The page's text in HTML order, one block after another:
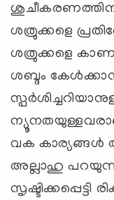
ശുചീകരണത്തിന്
ശത്രുക്കളെ
ശത്രുക്കളെ
ശബ്ദം
വക കാര്യങ്ങള്‍
അല്ലാഹു